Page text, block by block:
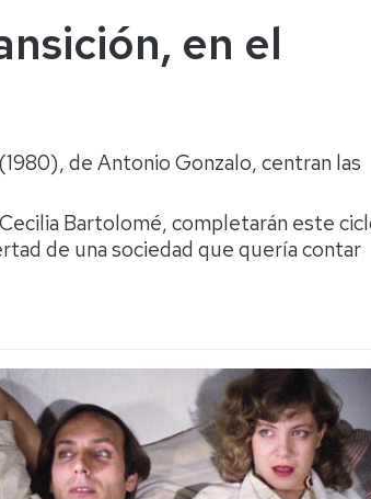
Medios
de
Transporte
patrimonio
Alto
Aragón
naturales
en el
de Antonio Gonzalo, centran las
Bartolomé, completarán este
de una sociedad que quería contar